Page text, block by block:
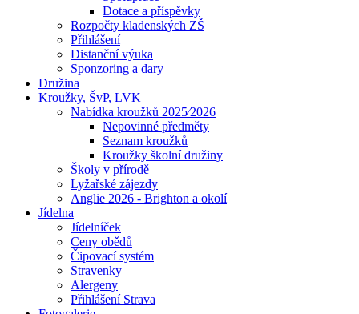
Dotace a příspěvky
Rozpočty kladenských ZŠ
Přihlášení
Distanční výuka
Sponzoring a dary
Družina
Kroužky, ŠvP, LVK
Nabídka kroužků 2025⁄2026
Nepovinné předměty
Seznam kroužků
Kroužky školní družiny
Školy v přírodě
Lyžařské zájezdy
Anglie 2026 - Brighton a okolí
Jídelna
Jídelníček
Ceny obědů
Čipovací systém
Stravenky
Alergeny
Přihlášení Strava